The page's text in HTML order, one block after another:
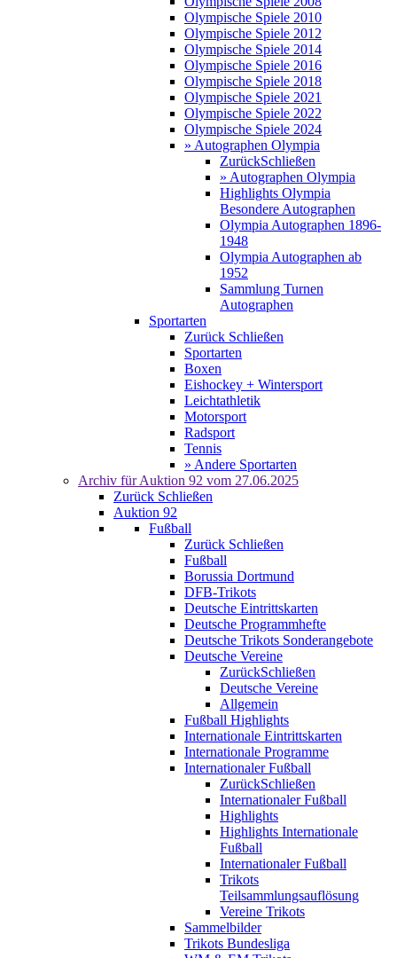
Olympische Spiele 2010
Olympische Spiele 2012
Olympische Spiele 2014
Olympische Spiele 2016
Olympische Spiele 2018
Olympische Spiele 2021
Olympische Spiele 2022
Olympische Spiele 2024
» Autographen Olympia
ZurückSchließen
» Autographen Olympia
Highlights Olympia
Besondere Autographen
Olympia Autographen 1896-
1948
Olympia Autographen ab
1952
Sammlung Turnen
Autographen
Sportarten
Zurück Schließen
Sportarten
Boxen
Eishockey + Wintersport
Leichtathletik
Motorsport
Radsport
Tennis
» Andere Sportarten
Archiv für Auktion 92 vom 27.06.2025
Zurück Schließen
Auktion 92
Fußball
Zurück Schließen
Fußball
Borussia Dortmund
DFB-Trikots
Deutsche Eintrittskarten
Deutsche Programmhefte
Deutsche Trikots Sonderangebote
Deutsche Vereine
ZurückSchließen
Deutsche Vereine
Allgemein
Fußball Highlights
Internationale Eintrittskarten
Internationale Programme
Internationaler Fußball
ZurückSchließen
Internationaler Fußball
Highlights
Highlights Internationale
Fußball
Internationaler Fußball
Trikots
Teilsammlungsauflösung
Vereine Trikots
Sammelbilder
Trikots Bundesliga